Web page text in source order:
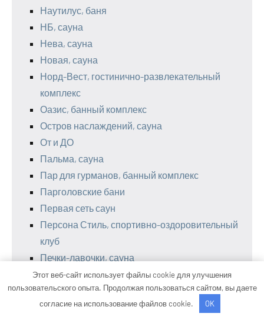
Наутилус, баня
НБ, сауна
Нева, сауна
Новая, сауна
Норд-Вест, гостинично-развлекательный
комплекс
Оазис, банный комплекс
Остров наслаждений, сауна
От и ДО
Пальма, сауна
Пар для гурманов, банный комплекс
Парголовские бани
Первая сеть саун
Персона Стиль, спортивно-оздоровительный
клуб
Печки-лавочки, сауна
Планета, комплекс
Плехановские бани, оздоровительный
комплекс
Этот веб-сайт использует файлы cookie для улучшения
пользовательского опыта. Продолжая пользоваться сайтом, вы даете
согласие на использование файлов cookie.
OK